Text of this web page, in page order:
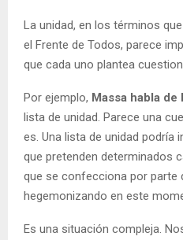
La unidad, en los términos
el Frente de Todos, parece
que cada uno plantea
Por ejemplo, Massa habla de
lista de unidad. Parece una
es. Una lista de unidad podría
que pretenden determinados
que se confecciona por parte
hegemonizando en este
Es una situación compleja.